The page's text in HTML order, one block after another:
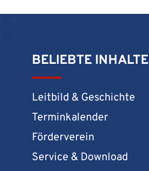
BELIEBTE INHALTE
Leitbild & Geschichte
Terminkalender
Förderverein
Service & Download